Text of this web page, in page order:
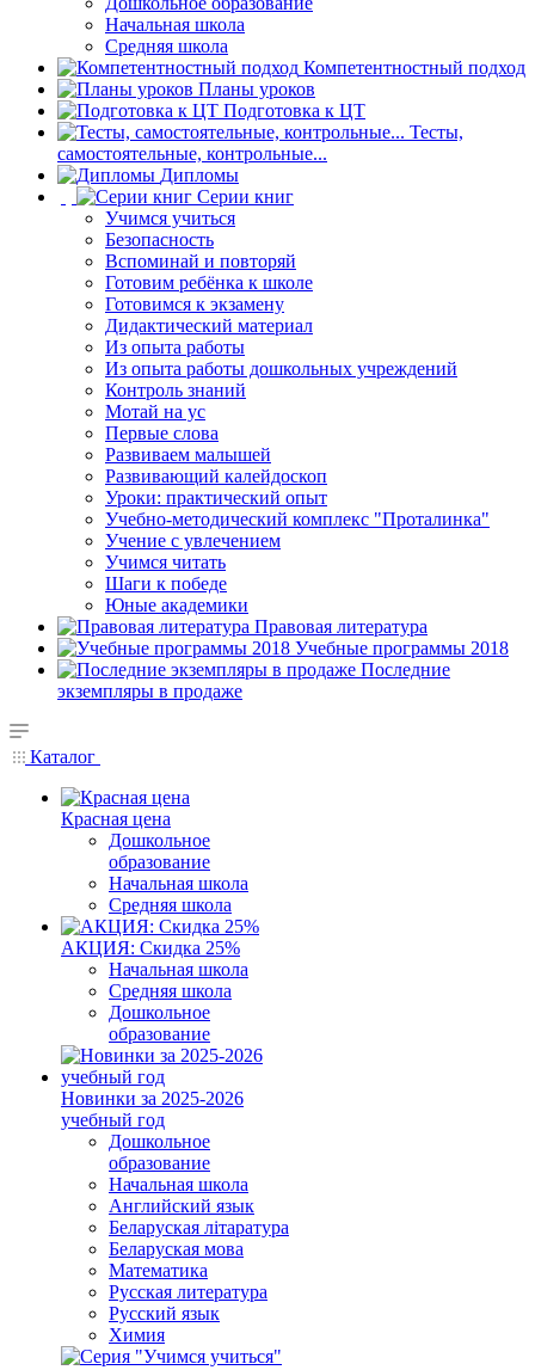
Начальная школа
Средняя школа
Компетентностный подход
Планы уроков
Подготовка к ЦТ
Тесты,
самостоятельные, контрольные...
Дипломы
Серии книг
Учимся учиться
Безопасность
Вспоминай и повторяй
Готовим ребёнка к школе
Готовимся к экзамену
Дидактический материал
Из опыта работы
Из опыта работы дошкольных учреждений
Контроль знаний
Мотай на ус
Первые слова
Развиваем малышей
Развивающий калейдоскоп
Уроки: практический опыт
Учебно-методический комплекс "Проталинка"
Учение с увлечением
Учимся читать
Шаги к победе
Юные академики
Правовая литература
Учебные программы 2018
Последние
экземпляры в продаже
Каталог
Красная цена
Дошкольное
образование
Начальная школа
Средняя школа
АКЦИЯ: Скидка 25%
Начальная школа
Средняя школа
Дошкольное
образование
Новинки за 2025-2026
учебный год
Дошкольное
образование
Начальная школа
Английский язык
Беларуская літаратура
Беларуская мова
Математика
Русская литература
Русский язык
Химия